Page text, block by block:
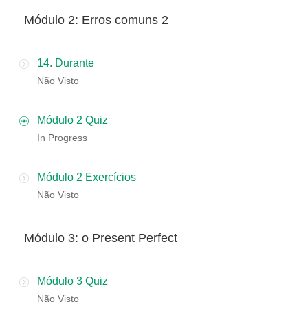
​​Módulo 2: Erros comuns 2
14. Durante
Não Visto
Módulo 2 Quiz
In Progress
Módulo 2 Exercícios
Não Visto
Módulo 3: o Present Perfect
Módulo 3 Quiz
Não Visto